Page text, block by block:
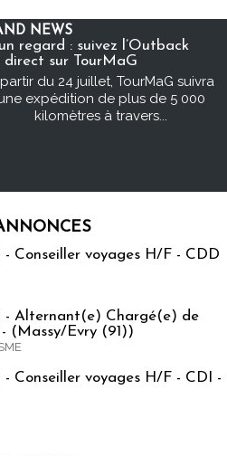
NEWS
regard : suivez l’Outback
sur TourMaG
du 24 juillet, TourMaG suivra
expédition de plus de 5 000
kilomètres à travers...
- Conseiller voyages H/F - CDD
- Alternant(e) Chargé(e) de
(Massy/Evry (91))
Conseiller voyages H/F - CDI -